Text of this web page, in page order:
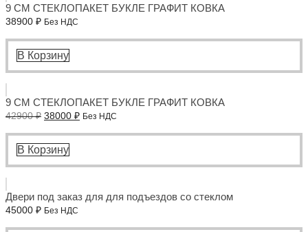
9 СМ СТЕКЛОПАКЕТ БУКЛЕ ГРАФИТ КОВКА
38900 ₽ Без НДС
В Корзину
9 СМ СТЕКЛОПАКЕТ БУКЛЕ ГРАФИТ КОВКА
42900₽ Первоначальная
составляла
42900 ₽.
38000 ₽Текущая
38000 ₽.
Без НДС
В Корзину
Двери под заказ для для подъездов со стеклом
45000 ₽ Без НДС